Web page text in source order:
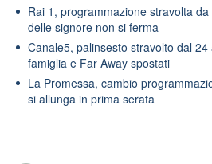
Rai 1, programmazione stravolta
delle signore non si ferma
Canale5, palinsesto stravolto dal
famiglia e Far Away spostati
La Promessa, cambio
si allunga in prima serata